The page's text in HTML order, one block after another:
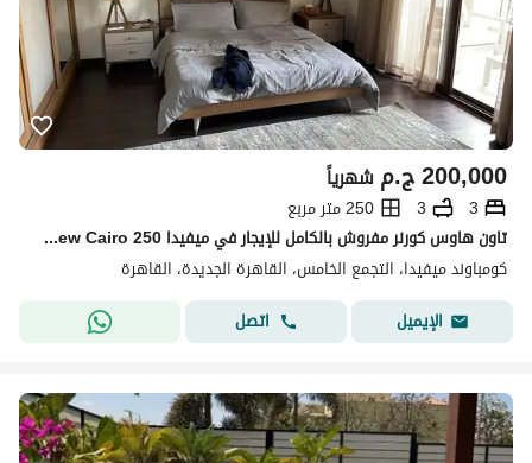
ج.م200,000 شهرياً
3
3
250 متر مربع
تاون هاوس كورنر مفروش بالكامل للإيجار في ميفيدا Mivida New Cairo 250 متر 3 غرف نوم 3 حمامات غرفة مربية وغرفة غسيل
كومباوند ميفيدا، التجمع الخامس، القاهرة الجديدة، القاهرة
الإيميل
اتصل